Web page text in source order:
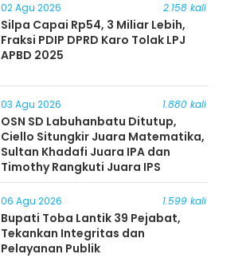
02 Agu 2026 2.158 kali
Silpa Capai Rp54, 3 Miliar Lebih,
Fraksi PDIP DPRD Karo Tolak LPJ
APBD 2025
03 Agu 2026 1.880 kali
OSN SD Labuhanbatu Ditutup,
Ciello Situngkir Juara Matematika,
Sultan Khadafi Juara IPA dan
Timothy Rangkuti Juara IPS
06 Agu 2026 1.599 kali
Bupati Toba Lantik 39 Pejabat,
Tekankan Integritas dan
Pelayanan Publik